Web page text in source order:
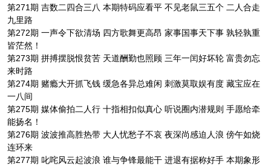
第271期 吉数二四合三八 本期特码应看平 不见老鼠三五个 二人合走
九里路
第272期 一声令下欲清场 四方歌舞更高昂 家事国事天下事 孰轻孰重
皆茫然！
第273期 拼搏摆脱恨贫苦 天道酬勤也照顾 三年一闰好坏轮 富贵勿忘
来时路
第274期 赌瘾大开抓飞钱 缓急各异总难闲 刺激莫取娱有度 藏宝应在
一八间
第275期 媒体偷拍二人行 十指相扣似真心 听说圈内潜规则 手愿给牵
能扬名！
第276期 波波推高胜热带 大人忧愁子不哀 夜深尚感迫人浪 傍午如烧
连环来
第277期 叱咤风云起波浪 谁与争锋最能干 进退有据称好手 本期象形